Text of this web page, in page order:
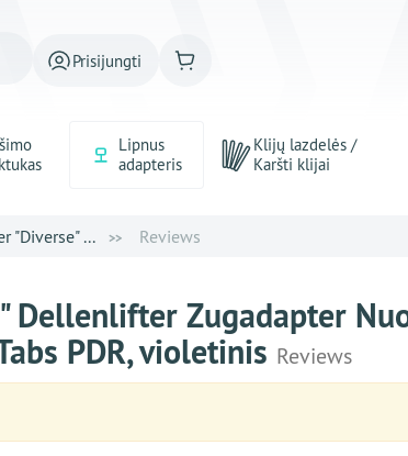
Prisijungti
Lipnus
adapteris
Klijų lazdelės /
Karšti klijai
"Diverse" ... Reviews
Dellenlifter Zugadapter
PDR, violetinis Reviews